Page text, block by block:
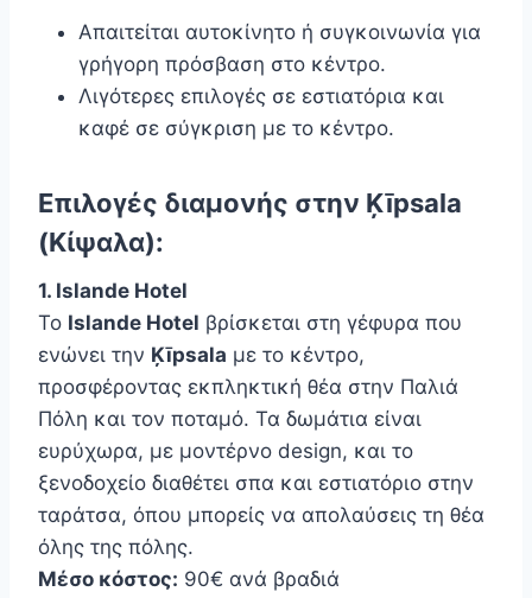
Απαιτείται αυτοκίνητο ή συγκοινωνία για
γρήγορη πρόσβαση στο κέντρο.
Λιγότερες επιλογές σε εστιατόρια και
καφέ σε σύγκριση με το κέντρο.
Επιλογές διαμονής στην Ķīpsala
(Κίψαλα):
1. Islande Hotel
Το Islande Hotel βρίσκεται στη γέφυρα που
ενώνει την Ķīpsala με το κέντρο,
προσφέροντας εκπληκτική θέα στην Παλιά
Πόλη και τον ποταμό. Τα δωμάτια είναι
ευρύχωρα, με μοντέρνο design, και το
ξενοδοχείο διαθέτει σπα και εστιατόριο στην
ταράτσα, όπου μπορείς να απολαύσεις τη θέα
όλης της πόλης.
Μέσο κόστος: 90€ ανά βραδιά